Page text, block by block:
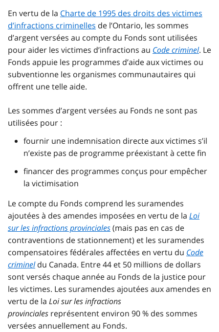
En vertu de la Charte de 1995 des droits des victimes
d’infractions criminelles de l’Ontario, les sommes
d’argent versées au compte du Fonds sont utilisées
pour aider les victimes d’infractions au Code criminel. Le
Fonds appuie les programmes d’aide aux victimes ou
subventionne les organismes communautaires qui
offrent une telle aide.
Les sommes d’argent versées au Fonds ne sont pas
utilisées pour :
fournir une indemnisation directe aux victimes s’il
n’existe pas de programme préexistant à cette fin
financer des programmes conçus pour empêcher
la victimisation
Le compte du Fonds comprend les suramendes
ajoutées à des amendes imposées en vertu de la Loi
sur les infractions provinciales(mais pas en cas de
contraventions de stationnement) et les suramendes
compensatoires fédérales affectées en vertu du Code
crimineldu Canada. Entre 44 et 50 millions de dollars
sont versés chaque année au Fonds de la justice pour
les victimes. Les suramendes ajoutées aux amendes en
vertu de la Loi sur les infractions
provinciales représentent environ 90 % des sommes
versées annuellement au Fonds.